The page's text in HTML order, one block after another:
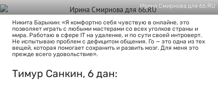
Ирина Смирнова для 66.RU
Никита Барыкин: «Я комфортно себя чувствую в онлайне, это
позволяет играть с любыми мастерами со всех уголков страны и
мира. Работаю в сфере IT на удаленке, и по сути своей интроверт.
Не испытываю проблем с дефицитом общения. Го — это одна из тех
вещей, которая помогает сохранить и развить мозг. Для меня это
прежде всего удовольствие».
Тимур Санкин, 6 дан: